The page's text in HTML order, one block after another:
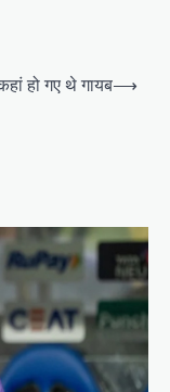
हो गए थे गायब⟶